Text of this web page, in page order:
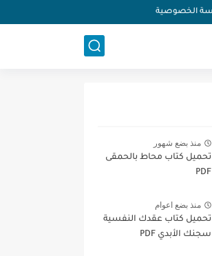
منذ بضع شهور
تحميل كتاب محاط بالحمقى
PDF
منذ بضع اعوام
تحميل كتاب عقدك النفسية
سجنك الأبدي PDF